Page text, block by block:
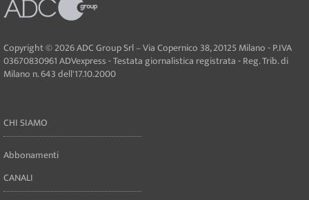
Copyright © 2026 ADC Group Srl – Via Copernico 38, 20125 Milano - P.IVA
03670830961 ADVexpress - Testata giornalistica registrata - Reg. Trib. di
Milano n. 643 dell'17.10.2000
CHI SIAMO
Abbonamenti
CANALI